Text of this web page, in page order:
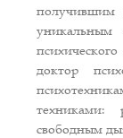
доктор
техниками:
свободным